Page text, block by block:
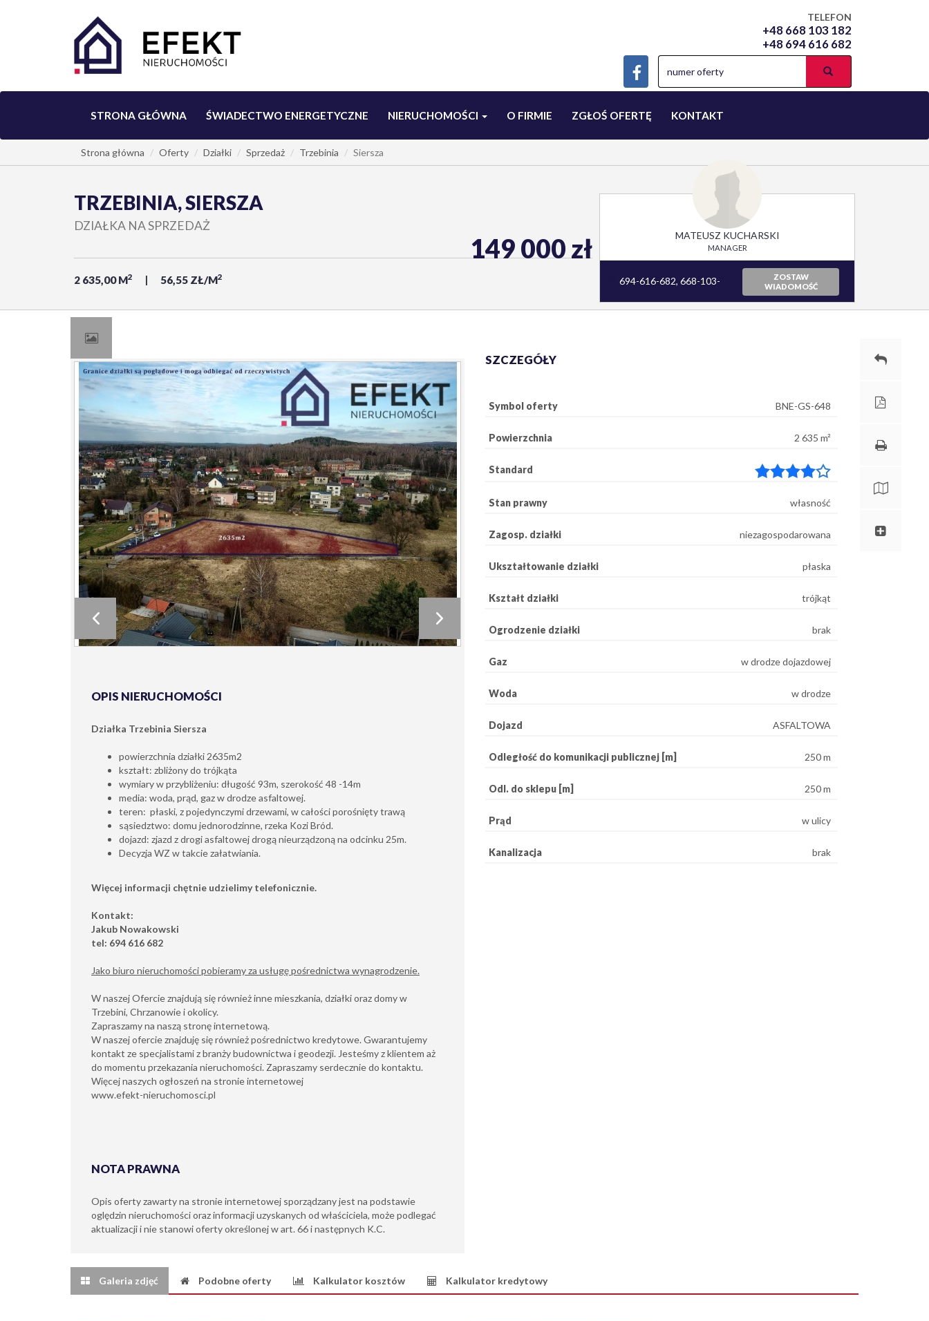
TELEFON
+48 668 103 182
+48 694 616 682
STRONA GŁÓWNA ŚWIADECTWO ENERGETYCZNE NIERUCHOMOŚCI O FIRMIE ZGŁOŚ OFERTĘ KONTAKT
Strona główna Oferty Działki Sprzedaż Trzebinia Siersza
TRZEBINIA, SIERSZA
DZIAŁKA NA SPRZEDAŻ
2 635,00 M2 56,55 ZŁ/M2
149 000 zł MATEUSZ KUCHARSKI
MANAGER
694-616-682, 668-103-
ZOSTAW
WIADOMOŚĆ
OPIS NIERUCHOMOŚCI
Działka Trzebinia Siersza
powierzchnia działki 2635m2
kształt: zbliżony do trójkąta
wymiary w przybliżeniu: długość 93m, szerokość 48 -14m
media: woda, prąd, gaz w drodze asfaltowej.
teren: płaski, z pojedynczymi drzewami, w całości porośnięty trawą
sąsiedztwo: domu jednorodzinne, rzeka Kozi Bród.
dojazd: zjazd z drogi asfaltowej drogą nieurządzoną na odcinku 25m.
Decyzja WZ w takcie załatwiania.
Więcej informacji chętnie udzielimy telefonicznie.
Kontakt:
Jakub Nowakowski
tel: 694 616 682
Jako biuro nieruchomości pobieramy za usługę pośrednictwa wynagrodzenie.
W naszej Ofercie znajdują się również inne mieszkania, działki oraz domy w
Trzebini, Chrzanowie i okolicy.
Zapraszamy na naszą stronę internetową.
W naszej ofercie znajduję się również pośrednictwo kredytowe. Gwarantujemy
kontakt ze specjalistami z branży budownictwa i geodezji. Jesteśmy z klientem aż
do momentu przekazania nieruchomości. Zapraszamy serdecznie do kontaktu.
Więcej naszych ogłoszeń na stronie internetowej
www.efekt-nieruchomosci.pl
NOTA PRAWNA
Opis oferty zawarty na stronie internetowej sporządzany jest na podstawie
oględzin nieruchomości oraz informacji uzyskanych od właściciela, może podlegać
aktualizacji i nie stanowi oferty określonej w art. 66 i następnych K.C.
SZCZEGÓŁY
Symbol oferty BNE-GS-648
Powierzchnia 2 635 m²
Standard
Stan prawny własność
Zagosp. działki niezagospodarowana
Ukształtowanie działki płaska
Kształt działki trójkąt
Ogrodzenie działki brak
Gaz w drodze dojazdowej
Woda w drodze
Dojazd ASFALTOWA
Odległość do komunikacji publicznej [m] 250 m
Odl. do sklepu [m] 250 m
Prąd w ulicy
Kanalizacja brak
Galeria zdjęć Podobne oferty Kalkulator kosztów Kalkulator kredytowy